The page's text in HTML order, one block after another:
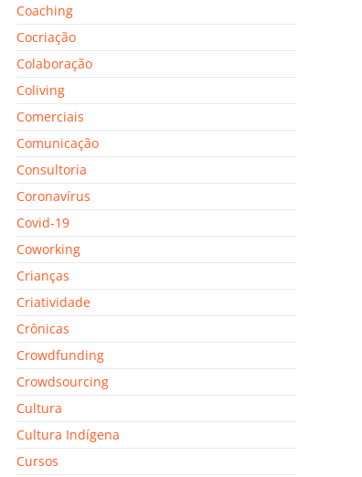
Coaching
Cocriação
Colaboração
Coliving
Comerciais
Comunicação
Consultoria
Coronavírus
Covid-19
Coworking
Crianças
Criatividade
Crônicas
Crowdfunding
Crowdsourcing
Cultura
Cultura Indígena
Cursos